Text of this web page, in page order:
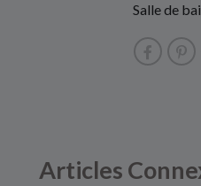
Salle de
Articles